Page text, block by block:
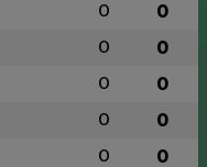
0 0
0 0
0 0
0 0
0 0